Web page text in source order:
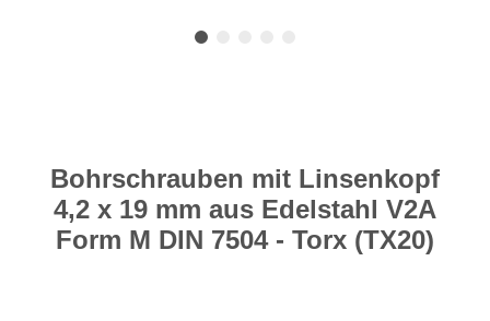
Bohrschrauben mit Linsenkopf
4,2 x 19 mm aus Edelstahl V2A
Form M DIN 7504 - Torx (TX20)